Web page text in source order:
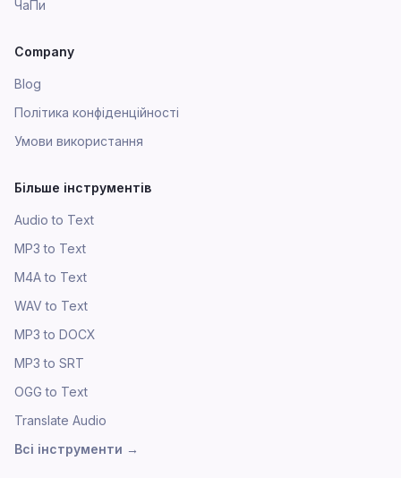
ЧаПи
Company
Blog
Політика конфіденційності
Умови використання
Більше інструментів
Audio to Text
MP3 to Text
M4A to Text
WAV to Text
MP3 to DOCX
MP3 to SRT
OGG to Text
Translate Audio
Всі інструменти →